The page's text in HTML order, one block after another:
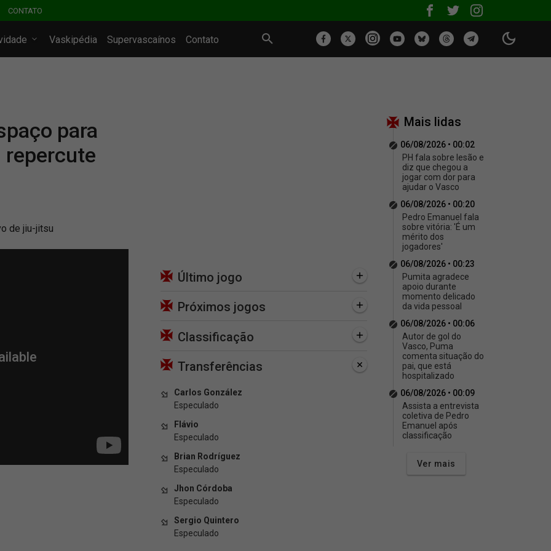
CONTATO
Vaskipédia Supervascaínos Contato
para
repercute
de jiu-jitsu
Último jogo
Próximos jogos
Classificação
Transferências
Carlos González
Especulado
Flávio
Especulado
Brian Rodríguez
Especulado
Jhon Córdoba
Especulado
Sergio Quintero
Especulado
Mais lidas
06/08/2026 • 00:02
PH fala sobre lesão e
diz que chegou a
jogar com dor para
ajudar o Vasco
06/08/2026 • 00:20
Pedro Emanuel fala
sobre vitória: 'É um
mérito dos
jogadores'
06/08/2026 • 00:23
Pumita agradece
apoio durante
momento delicado
da vida pessoal
06/08/2026 • 00:06
Autor de gol do
Vasco, Puma
comenta situação do
pai, que está
hospitalizado
06/08/2026 • 00:09
Assista a entrevista
coletiva de Pedro
Emanuel após
classificação
Ver mais